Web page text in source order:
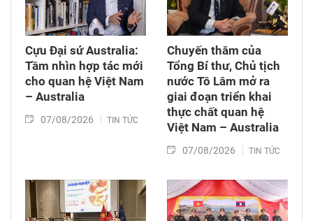
Luật Viễn thông, Luật Giao dịch điện tử và Luật
Chuyển giao công nghệ. Sau đó, Quốc hội thảo
luận ở tổ về 3 dự án Luật trên.
Cựu Đại sứ Australia:
Tầm nhìn hợp tác mới
cho quan hệ Việt Nam
– Australia
07/08/2026 TIN TỨC
Chuyến thăm của
Tổng Bí thư, Chủ tịch
nước Tô Lâm mở ra
giai đoạn triển khai
thực chất quan hệ
Việt Nam – Australia
07/08/2026 TIN TỨC